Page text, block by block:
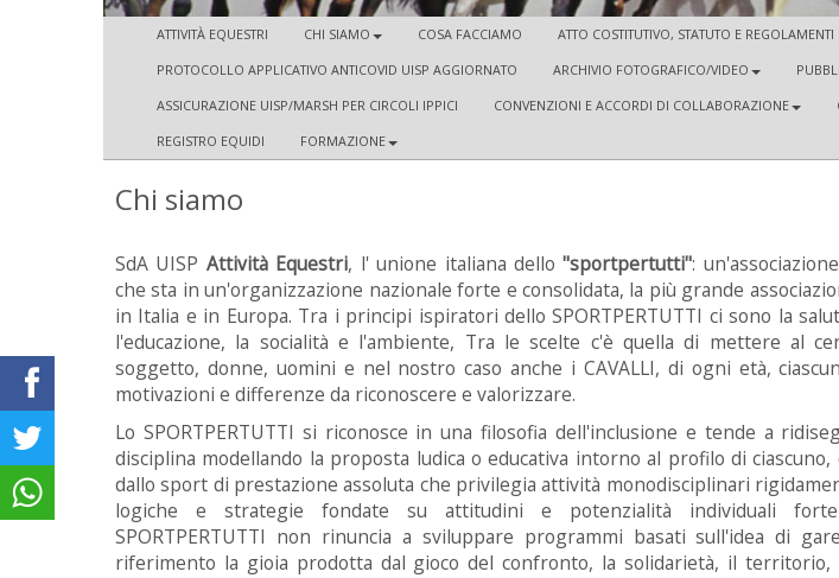
ATTIVITÀ EQUESTRI CHI SIAMO COSA FACCIAMO ATTO COSTITUTIVO, STATUTO E
PROTOCOLLO APPLICATIVO ANTICOVID UISP AGGIORNATO
ARCHIVIO FOTOGRAFICO/VIDEO
ASSICURAZIONE UISP/MARSH PER CIRCOLI IPPICI
CONVENZIONI E ACCORDI DI COLLABORAZIONE
REGISTRO EQUIDI
FORMAZIONE
Chi siamo
SdA UISP Attività Equestri, l' unione italiana dello"sportpertutti":
che sta in un'organizzazione nazionale forte e consolidata, la più grande
in Italia e in Europa. Tra i principi ispiratori dello SPORTPERTUTTI ci sono la
l'educazione, la socialità e l'ambiente, Tra le scelte c'è quella di mettere al
soggetto, donne, uomini e nel nostro caso anche i CAVALLI, di ogni età,
motivazioni e differenze da riconoscere e valorizzare.
Lo SPORTPERTUTTI si riconosce in una filosofia dell'inclusione e tende a
disciplina modellando la proposta ludica o educativa intorno al profilo di
dallo sport di prestazione assoluta che privilegia attività monodisciplinari
logiche e strategie fondate su attitudini e potenzialità individuali
SPORTPERTUTTI non rinuncia a sviluppare programmi basati sull'idea di
riferimento la gioia prodotta dal gioco del confronto, la solidarietà, il